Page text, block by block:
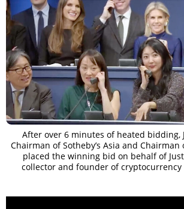
After over 6 minutes of heated bidding,
Chairman of Sotheby’s Asia and Chairman
placed the winning bid on behalf of
collector and founder of cryptocurrency